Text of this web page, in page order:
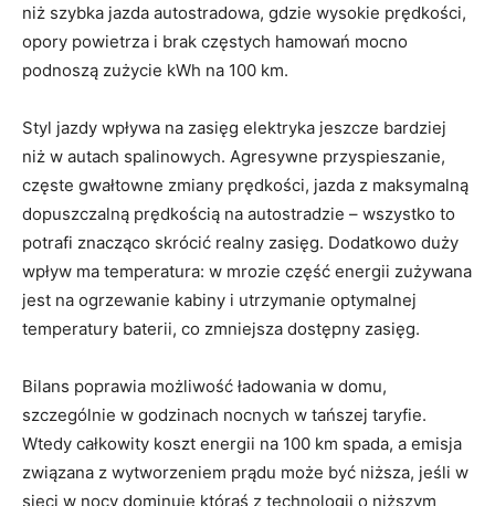
niż szybka jazda autostradowa, gdzie wysokie prędkości,
opory powietrza i brak częstych hamowań mocno
podnoszą zużycie kWh na 100 km.
Styl jazdy wpływa na zasięg elektryka jeszcze bardziej
niż w autach spalinowych. Agresywne przyspieszanie,
częste gwałtowne zmiany prędkości, jazda z maksymalną
dopuszczalną prędkością na autostradzie – wszystko to
potrafi znacząco skrócić realny zasięg. Dodatkowo duży
wpływ ma temperatura: w mrozie część energii zużywana
jest na ogrzewanie kabiny i utrzymanie optymalnej
temperatury baterii, co zmniejsza dostępny zasięg.
Bilans poprawia możliwość ładowania w domu,
szczególnie w godzinach nocnych w tańszej taryfie.
Wtedy całkowity koszt energii na 100 km spada, a emisja
związana z wytworzeniem prądu może być niższa, jeśli w
sieci w nocy dominuje któraś z technologii o niższym